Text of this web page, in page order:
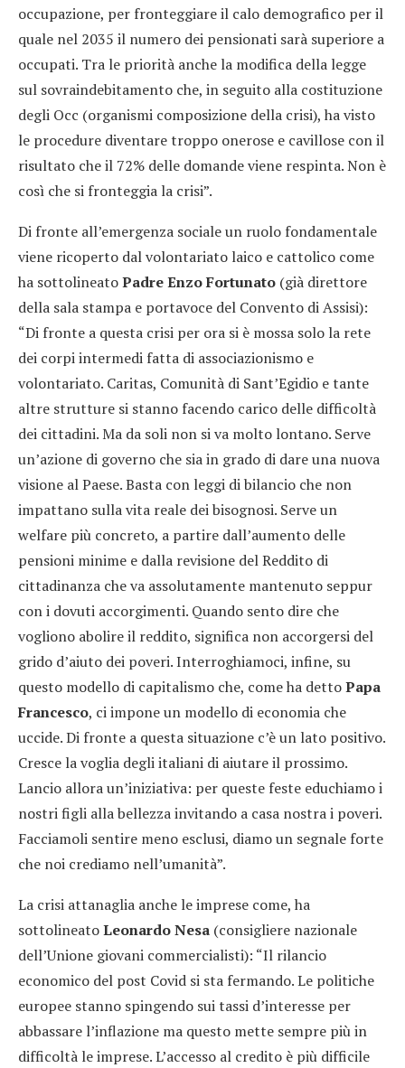
occupazione, per fronteggiare il calo demografico per il
quale nel 2035 il numero dei pensionati sarà superiore a
occupati. Tra le priorità anche la modifica della legge
sul sovraindebitamento che, in seguito alla costituzione
degli Occ (organismi composizione della crisi), ha visto
le procedure diventare troppo onerose e cavillose con il
risultato che il 72% delle domande viene respinta. Non è
così che si fronteggia la crisi”.
Di fronte all’emergenza sociale un ruolo fondamentale
viene ricoperto dal volontariato laico e cattolico come
ha sottolineatoPadre Enzo Fortunato (già direttore
della sala stampa e portavoce del Convento di Assisi):
“Di fronte a questa crisi per ora si è mossa solo la rete
dei corpi intermedi fatta di associazionismo e
volontariato. Caritas, Comunità di Sant’Egidio e tante
altre strutture si stanno facendo carico delle difficoltà
dei cittadini. Ma da soli non si va molto lontano. Serve
un’azione di governo che sia in grado di dare una nuova
visione al Paese. Basta con leggi di bilancio che non
impattano sulla vita reale dei bisognosi. Serve un
welfare più concreto, a partire dall’aumento delle
pensioni minime e dalla revisione del Reddito di
cittadinanza che va assolutamente mantenuto seppur
con i dovuti accorgimenti. Quando sento dire che
vogliono abolire il reddito, significa non accorgersi del
grido d’aiuto dei poveri. Interroghiamoci, infine, su
questo modello di capitalismo che, come ha dettoPapa
Francesco, ci impone un modello di economia che
uccide. Di fronte a questa situazione c’è un lato positivo.
Cresce la voglia degli italiani di aiutare il prossimo.
Lancio allora un’iniziativa: per queste feste educhiamo i
nostri figli alla bellezza invitando a casa nostra i poveri.
Facciamoli sentire meno esclusi, diamo un segnale forte
che noi crediamo nell’umanità”.
La crisi attanaglia anche le imprese come, ha
sottolineatoLeonardo Nesa (consigliere nazionale
dell’Unione giovani commercialisti): “Il rilancio
economico del post Covid si sta fermando. Le politiche
europee stanno spingendo sui tassi d’interesse per
abbassare l’inflazione ma questo mette sempre più in
difficoltà le imprese. L’accesso al credito è più difficile